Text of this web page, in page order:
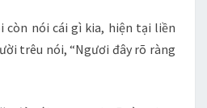
còn nói cái gì kia, hiện tại liền
trêu nói, “Ngươi đây rõ ràng